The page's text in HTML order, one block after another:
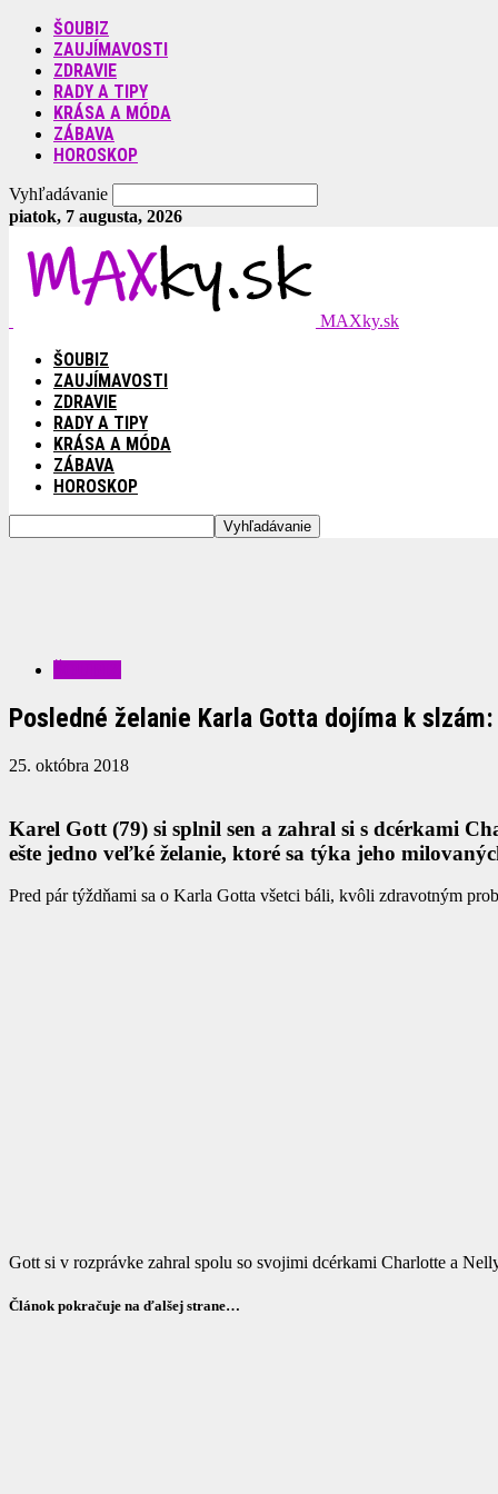
ŠOUBIZ
ZAUJÍMAVOSTI
ZDRAVIE
RADY A TIPY
KRÁSA A MÓDA
ZÁBAVA
HOROSKOP
Vyhľadávanie
piatok, 7 augusta, 2026
MAXky.sk
ŠOUBIZ
ZAUJÍMAVOSTI
ZDRAVIE
RADY A TIPY
KRÁSA A MÓDA
ZÁBAVA
HOROSKOP
Posledné želanie Karla Gotta dojíma k
25. októbra 2018
Karel Gott (79) si splnil sen a zahral si s dcérkami
ešte jedno veľké želanie, ktoré sa týka jeho
Pred pár týždňami sa o Karla Gotta všetci báli, kvôli zdravotným
Gott si v rozprávke zahral spolu so svojimi dcérkami Charlotte a
Článok pokračuje na ďalšej strane…